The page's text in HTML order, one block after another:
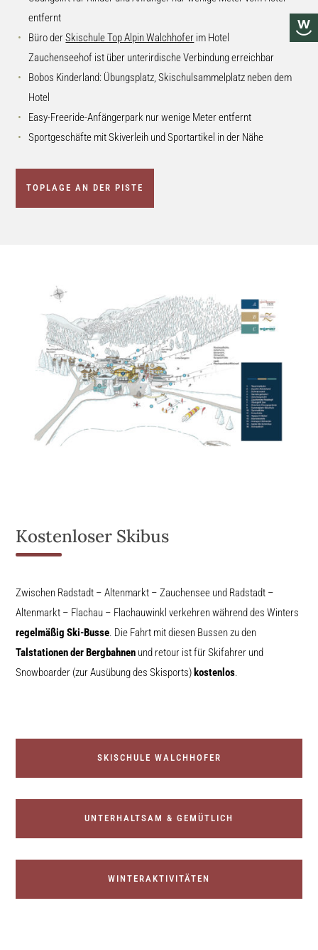
entfernt
Büro derSkischule Top Alpin Walchhofer im Hotel
Zauchenseehof ist über unterirdische Verbindung erreichbar
Bobos Kinderland: Übungsplatz, Skischulsammelplatz neben dem
Hotel
Easy-Freeride-Anfängerpark nur wenige Meter entfernt
Sportgeschäfte mit Skiverleih und Sportartikel in der Nähe
TOPLAGE AN DER PISTE
Kostenloser Skibus
Zwischen Radstadt – Altenmarkt – Zauchensee und Radstadt –
Altenmarkt – Flachau – Flachauwinkl verkehren während des Winters
regelmäßig Ski-Busse. Die Fahrt mit diesen Bussen zu den
Talstationen der Bergbahnen und retour ist für Skifahrer und
Snowboarder (zur Ausübung des Skisports) kostenlos.
SKISCHULE WALCHHOFER
UNTERHALTSAM & GEMÜTLICH
WINTERAKTIVITÄTEN